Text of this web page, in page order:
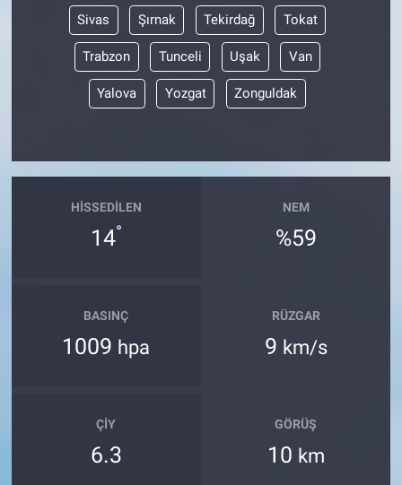
Sivas Şırnak Tekirdağ Tokat
Trabzon Tunceli Uşak Van
Yalova Yozgat Zonguldak
HISSEDILEN
14°
NEM
%59
BASINÇ
1009 hpa
RÜZGAR
9 km/s
ÇIY
6.3
GÖRÜŞ
10 km